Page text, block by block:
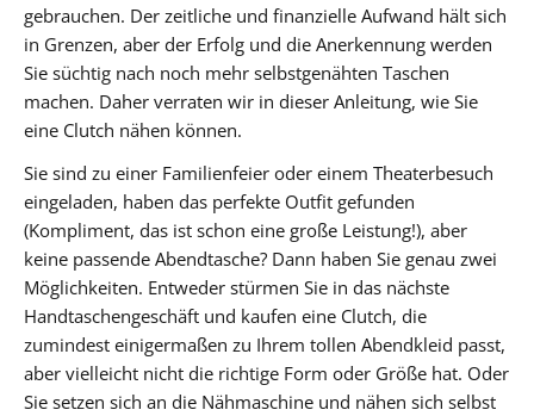
gebrauchen. Der zeitliche und finanzielle Aufwand hält sich
in Grenzen, aber der Erfolg und die Anerkennung werden
Sie süchtig nach noch mehr selbstgenähten Taschen
machen. Daher verraten wir in dieser Anleitung, wie Sie
eine Clutch nähen können.
Sie sind zu einer Familienfeier oder einem Theaterbesuch
eingeladen, haben das perfekte Outfit gefunden
(Kompliment, das ist schon eine große Leistung!), aber
keine passende Abendtasche? Dann haben Sie genau zwei
Möglichkeiten. Entweder stürmen Sie in das nächste
Handtaschengeschäft und kaufen eine Clutch, die
zumindest einigermaßen zu Ihrem tollen Abendkleid passt,
aber vielleicht nicht die richtige Form oder Größe hat. Oder
Sie setzen sich an die Nähmaschine und nähen sich selbst